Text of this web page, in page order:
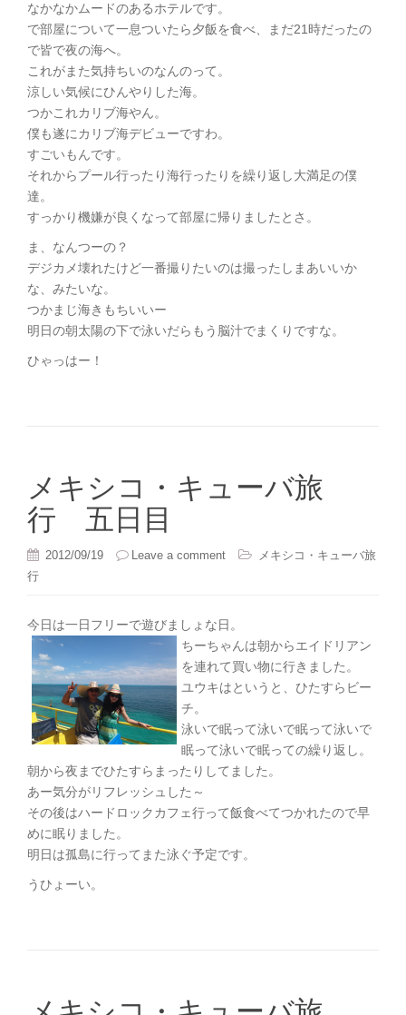
なかなかムードのあるホテルです。
で部屋について一息ついたら夕飯を食べ、まだ21時だったの
で皆で夜の海へ。
これがまた気持ちいのなんのって。
涼しい気候にひんやりした海。
つかこれカリブ海やん。
僕も遂にカリブ海デビューですわ。
すごいもんです。
それからプール行ったり海行ったりを繰り返し大満足の僕
達。
すっかり機嫌が良くなって部屋に帰りましたとさ。
ま、なんつーの？
デジカメ壊れたけど一番撮りたいのは撮ったしまあいいか
な、みたいな。
つかまじ海きもちいいー
明日の朝太陽の下で泳いだらもう脳汁でまくりですな。
ひゃっはー！
メキシコ・キューバ旅
行 五日目
2012/09/19 Leave a comment
メキシコ・キューバ旅
行
今日は一日フリーで遊びましょな日。
ちーちゃんは朝からエイドリアン
を連れて買い物に行きました。
ユウキはというと、ひたすらビー
チ。
泳いで眠って泳いで眠って泳いで
眠って泳いで眠っての繰り返し。
朝から夜までひたすらまったりしてました。
あー気分がリフレッシュした～
その後はハードロックカフェ行って飯食べてつかれたので早
めに眠りました。
明日は孤島に行ってまた泳ぐ予定です。
うひょーい。